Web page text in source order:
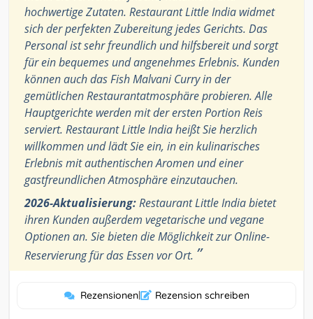
hochwertige Zutaten. Restaurant Little India widmet
sich der perfekten Zubereitung jedes Gerichts. Das
Personal ist sehr freundlich und hilfsbereit und sorgt
für ein bequemes und angenehmes Erlebnis. Kunden
können auch das Fish Malvani Curry in der
gemütlichen Restaurantatmosphäre probieren. Alle
Hauptgerichte werden mit der ersten Portion Reis
serviert. Restaurant Little India heißt Sie herzlich
willkommen und lädt Sie ein, in ein kulinarisches
Erlebnis mit authentischen Aromen und einer
gastfreundlichen Atmosphäre einzutauchen.
2026-Aktualisierung:Restaurant Little India bietet
ihren Kunden außerdem vegetarische und vegane
Optionen an. Sie bieten die Möglichkeit zur Online-
Reservierung für das Essen vor Ort. ”
Rezensionen| Rezension schreiben